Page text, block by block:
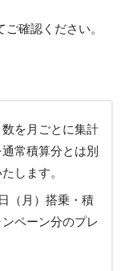
確認ください。
を月ごとに集計
常積算分とは別
します。
（月）搭乗・積
ペーン分のプレ